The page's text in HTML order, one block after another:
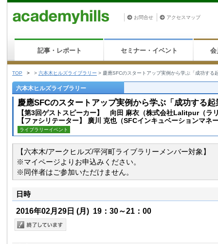
お問合せ アクセスマップ
記事・レポート セミナー・イベント 会
TOP > > 六本木ヒルズライブラリー > 慶應SFCのスタートアップ実例から学ぶ「成功す
六本木ヒルズライブラリー
慶應SFCのスタートアップ実例から学ぶ「成功す
【第3回ゲストスピーカー】 向田 麻衣（株式会社Lalitpur（ラ
【ファシリテーター】 廣川 克也（SFCインキュベーションマネ
ライブラリーイベント
【六本木/アークヒルズ/平河町ライブラリーメンバー対象】
※マイページよりお申込みください。
※同伴者はご参加いただけません。
日時
2016年02月29日 (月) 19：30～21：00